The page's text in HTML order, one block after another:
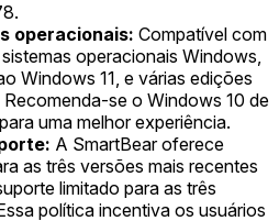
operacionais: Compatível com
operacionais Windows,
Windows 11, e várias edições
se o Windows 10 de
uma melhor experiência.
A SmartBear oferece
as três versões mais recentes
limitado para as três
política incentiva os usuários